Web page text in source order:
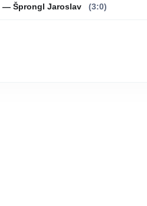
— Šprongl Jaroslav (3:0)